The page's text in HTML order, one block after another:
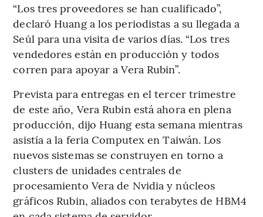
“Los tres proveedores se han cualificado”,
declaró Huang a los periodistas a su llegada a
Seúl para una visita de varios días. “Los tres
vendedores están en producción y todos
corren para apoyar a Vera Rubin”.
Prevista para entregas en el tercer trimestre
de este año, Vera Rubin está ahora en plena
producción, dijo Huang esta semana mientras
asistía a la feria Computex en Taiwán. Los
nuevos sistemas se construyen en torno a
clusters de unidades centrales de
procesamiento Vera de Nvidia y núcleos
gráficos Rubin, aliados con terabytes de HBM4